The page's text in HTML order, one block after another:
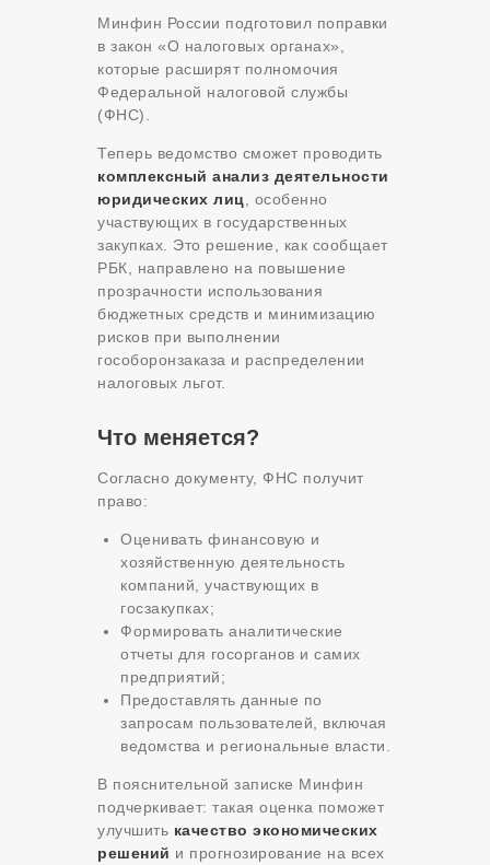
Минфин России подготовил поправки
в закон «О налоговых органах»,
которые расширят полномочия
Федеральной налоговой службы
(ФНС).
Теперь ведомство сможет проводить
комплексный анализ деятельности
юридических лиц , особенно
участвующих в государственных
закупках. Это решение, как сообщает
РБК, направлено на повышение
прозрачности использования
бюджетных средств и минимизацию
рисков при выполнении
гособоронзаказа и распределении
налоговых льгот.
Что меняется?
Согласно документу, ФНС получит
право:
Оценивать финансовую и
хозяйственную деятельность
компаний, участвующих в
госзакупках;
Формировать аналитические
отчеты для госорганов и самих
предприятий;
Предоставлять данные по
запросам пользователей, включая
ведомства и региональные власти.
В пояснительной записке Минфин
подчеркивает: такая оценка поможет
улучшить качество экономических
решений и прогнозирование на всех